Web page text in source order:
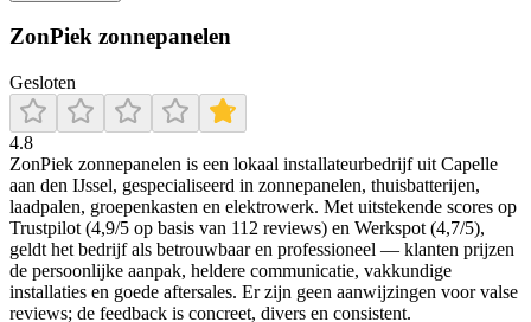
ZonPiek zonnepanelen
Gesloten
4.8
ZonPiek zonnepanelen is een lokaal installateurbedrijf uit Capelle
aan den IJssel, gespecialiseerd in zonnepanelen, thuisbatterijen,
laadpalen, groepenkasten en elektrowerk. Met uitstekende scores op
Trustpilot (4,9/5 op basis van 112 reviews) en Werkspot (4,7/5),
geldt het bedrijf als betrouwbaar en professioneel — klanten prijzen
de persoonlijke aanpak, heldere communicatie, vakkundige
installaties en goede aftersales. Er zijn geen aanwijzingen voor valse
reviews; de feedback is concreet, divers en consistent.